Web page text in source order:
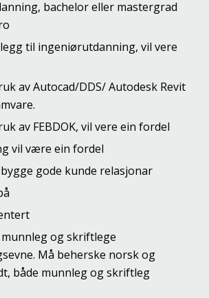
bachelor eller mastergrad
til ingeniørutdanning, vil vere
av Autocad/DDS/ Autodesk Revit
av FEBDOK, vil vere ein fordel
vil være ein fordel
gode kunde relasjonar
og skriftlege
Må beherske norsk og
både munnleg og skriftleg